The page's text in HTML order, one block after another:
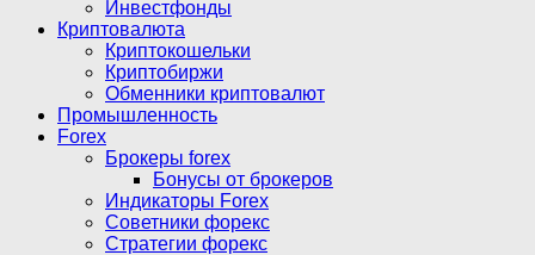
Инвестфонды
Криптовалюта
Криптокошельки
Криптобиржи
Обменники криптовалют
Промышленность
Forex
Брокеры forex
Бонусы от брокеров
Индикаторы Forex
Советники форекс
Стратегии форекс